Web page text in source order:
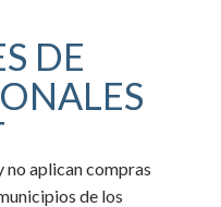
DE
no aplican compras
de los